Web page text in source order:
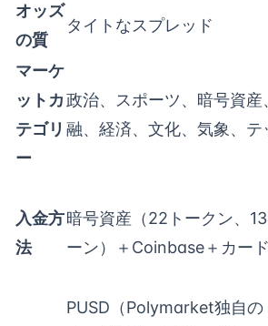
オッズ
の質
タイトなスプレッド
マーケ
ットカ
テゴリ
ー
政治、スポーツ、暗号資産
融、経済、文化、気象、テ
入金方
法
暗号資産（22トークン、
ーン）＋Coinbase＋カード
PUSD（Polymarket独自の